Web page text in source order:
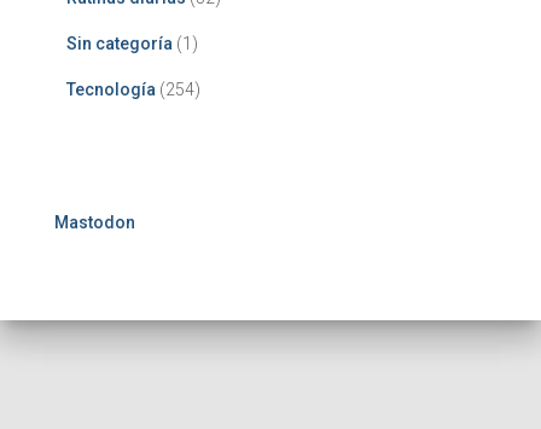
Sin categoría (1)
Tecnología (254)
Mastodon